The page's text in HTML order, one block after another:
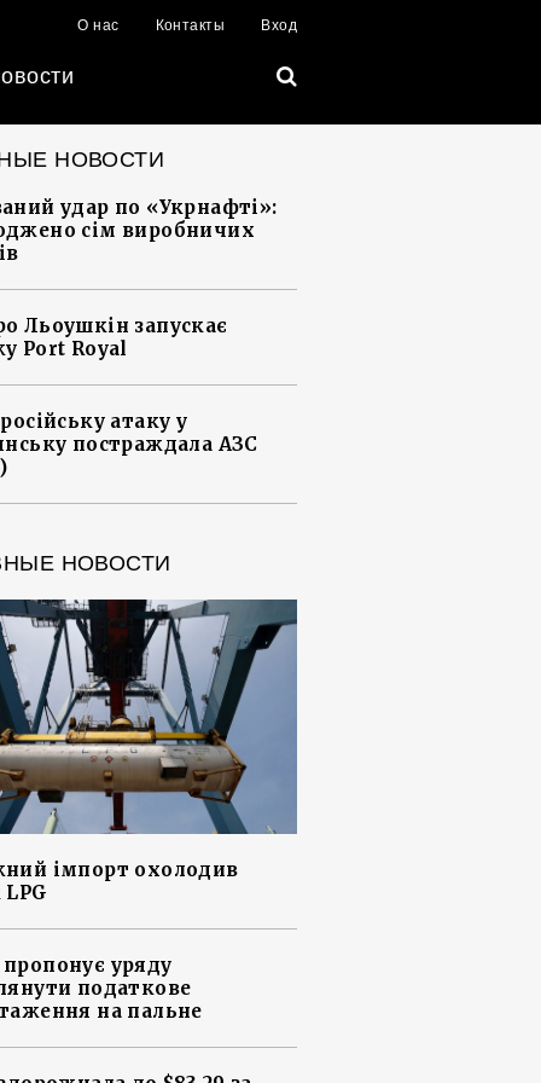
О нас Контакты Вход
НОВОСТИ
удар по «Укрнафті»:
сім виробничих
Льоушкін запускає
Port Royal
атаку у
постраждала АЗС
НОВОСТИ
імпорт охолодив
уряду
податкове
на пальне